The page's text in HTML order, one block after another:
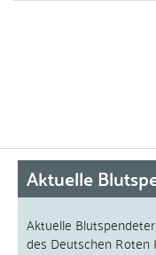
Aktuelle
Aktuelle
des Deutschen Roten